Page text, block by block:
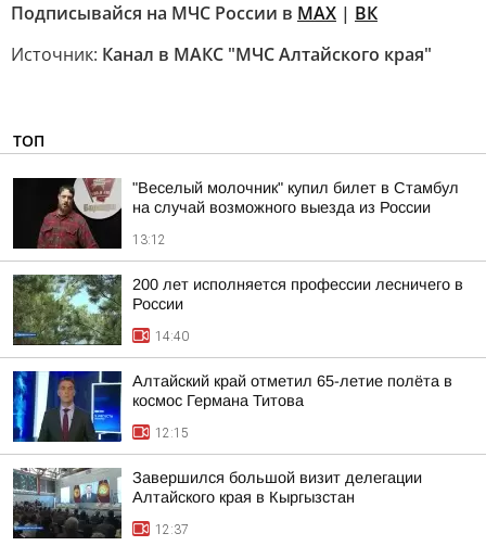
Подписывайся на МЧС России в MAX | ВК
Источник: Канал в МАКС "МЧС Алтайского края"
ТОП
"Веселый молочник" купил билет в Стамбул
на случай возможного выезда из России
13:12
200 лет исполняется профессии лесничего в
России
14:40
Алтайский край отметил 65-летие полёта в
космос Германа Титова
12:15
Завершился большой визит делегации
Алтайского края в Кыргызстан
12:37